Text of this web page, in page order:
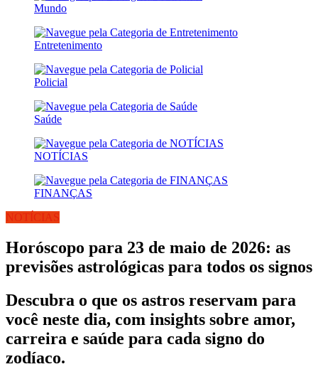
Mundo
Entretenimento
Policial
Saúde
NOTÍCIAS
FINANÇAS
NOTÍCIAS
Horóscopo para 23 de maio de 2026: as
previsões astrológicas para todos os signos
Descubra o que os astros reservam para
você neste dia, com insights sobre amor,
carreira e saúde para cada signo do
zodíaco.